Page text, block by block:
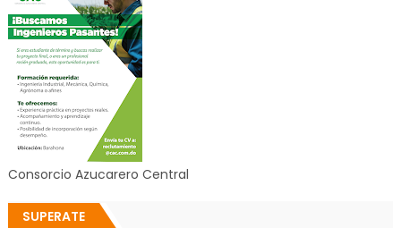
Consorcio Azucarero Central
SUPERATE